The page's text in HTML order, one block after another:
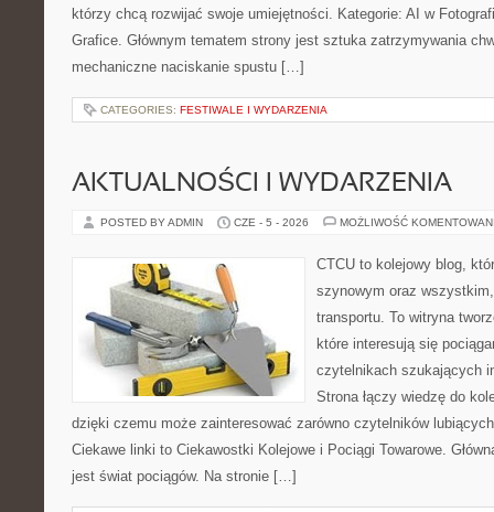
którzy chcą rozwijać swoje umiejętności. Kategorie: AI w
Grafice. Głównym tematem strony jest sztuka zatrzymywania
mechaniczne naciskanie spustu […]
CATEGORIES: FESTIWALE I WYDARZENIA
AKTUALNOŚCI I WYDARZENIA
POSTED BY ADMIN CZE - 5 - 2026 MOŻLIWOŚĆ
CTCU to kolejowy blog,
szynowym oraz
transportu. To witryna
które interesują się
czytelnikach szukających
Strona łączy wiedzę do
dzięki czemu może zainteresować zarówno czytelników
Ciekawe linki to Ciekawostki Kolejowe i Pociągi Towarowe.
jest świat pociągów. Na stronie […]